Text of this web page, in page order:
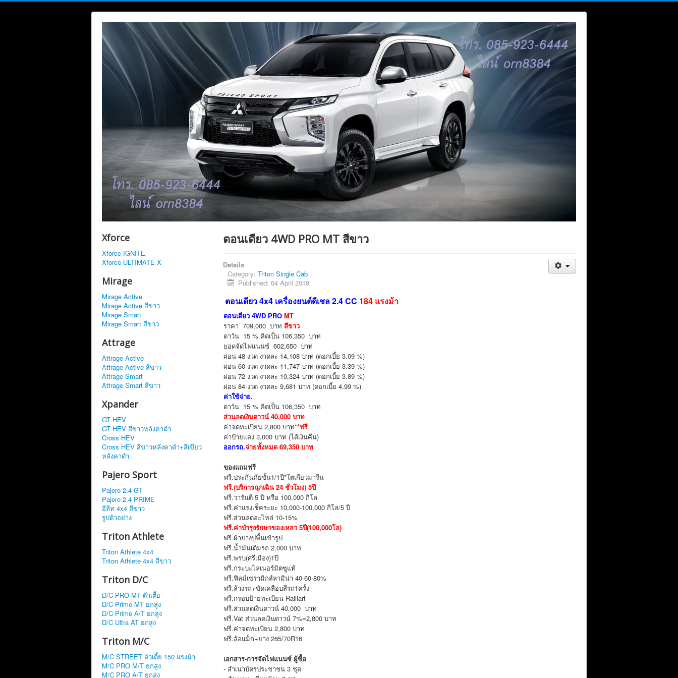
Xforce
Xforce IGNITE
Xforce ULTIMATE X
Mirage
Mirage Active
Mirage Active สีขาว
Mirage Smart
Mirage Smart สีขาว
Attrage
Attrage Active
Attrage Active สีขาว
Attrage Smart
Attrage Smart สีขาว
Xpander
GT HEV
GT HEV สีขาวหลังคาดำ
Cross HEV
Cross HEV สีขาวหลังคาดำ+สีเขียว
หลังคาดำ
Pajero Sport
Pajero 2.4 GT
Pajero 2.4 PRIME
อีลีท 4x4 สีขาว
รูปตัวอย่าง
Triton Athlete
Triton Athlete 4x4
Triton Athlete 4x4 สีขาว
Triton D/C
D/C PRO MT ตัวเตี้ย
D/C Prime MT ยกสูง
D/C Prime A/T ยกสูง
D/C Ultra AT ยกสูง
Triton M/C
M/C STREET ตัวเตี้ย 150 แรงม้า
M/C PRO M/T ยกสูง
M/C PRO A/T ยกสูง
ตอนเดียว 4WD PRO MT สีขาว
Details
Category: Triton Single Cab
Published: 04 April 2018
ตอนเดียว 4x4 เครื่องยนต์ดีเชล 2.4 CC 184 แรงม้า
ตอนเดียว 4WD PRO MT
ราคา 709,000 บาท สีขาว
ดาว์น 15 % คิดเป็น 106,350 บาท
ยอดจัดไฟแนนซ์ 602,650 บาท
ผ่อน 48 งวด งวดละ 14,108 บาท (ดอกเบี้ย 3.09 %)
ผ่อน 60 งวด งวดละ 11,747 บาท (ดอกเบี้ย 3.39 %)
ผ่อน 72 งวด งวดละ 10,324 บาท (ดอกเบี้ย 3.89 %)
ผ่อน 84 งวด งวดละ 9,681 บาท (ดอกเบี้ย 4.99 %)
ค่าใช้จ่าย.
ดาว์น 15 % คิดเป็น 106,350 บาท
ส่วนลดเงินดาวน์ 40,000 บาท
ค่าจดทะเบียน 2,800 บาท**ฟรี
ค่าป้ายแดง 3,000 บาท (ได้เงินคืน)
ออกรถ.จ่ายทั้งหมด 69,350 บาท
ของแถมฟรี
ฟรี.ประกันภัยชั้น1/1ปี*โตเกียวมารีน
ฟรี.(บริการฉุกเฉิน 24 ชั่วโมง) 5ปี
ฟรี.วารันตี 5 ปี หรือ 100,000 กิโล
ฟรี.ค่าแรงเช็คระยะ 10,000-100,000 กิโล/5 ปี
ฟรี.ส่วนลดอะไหล่ 10-15%
ฟรี.ค่าบำรุงรักษาของเหลว 5ปี(100,000โล)
ฟรี.ผ้ายางปูพื้นเข้ารูป
ฟรี.น้ำมันเติมรถ 2,000 บาท
ฟรี.พรบ(ศรีเมือง)1ปี
ฟรี.กระบะไลเนอร์มิตซูแท้
ฟรี.ฟิลม์เซรามิกส์ลามิน่า 40-60-80%
ฟรี.ล้างรถ+ขัดเคลือบสีรถ1ครั้ง
ฟรี.กรอบป้ายทะเบียน Ralliart
ฟรี.ส่วนลดเงินดาวน์ 40,000 บาท
ฟรี.Vat ส่วนลดเงินดาวน์ 7%=2,800 บาท
ฟรี.ค่าจดทะเบียน 2,800 บาท
ฟรี.ล้อแม็ก+ยาง 265/70R16
เอกสาร-การจัดไฟแนนซ์ ผู้ซื้อ
- สำเนาบัตรประชาชน 3 ชุด